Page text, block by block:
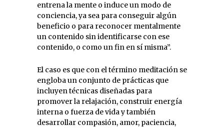
entrena la mente o induce un modo de
conciencia, ya sea para conseguir algún
beneficio o para reconocer mentalmente
un contenido sin identificarse con ese
contenido, o como un fin en sí misma”.
El caso es que con el término meditación se
engloba un conjunto de prácticas que
incluyen técnicas diseñadas para
promover la relajación, construir energía
interna o fuerza de vida y también
desarrollar compasión, amor, paciencia,